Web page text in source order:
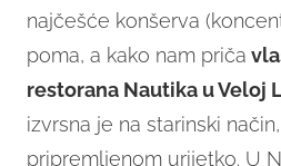
najčešće konšerva
poma, a kako nam priča
restorana Nautika u Veloj
izvrsna je na starinski
pripremljenom urijetko. U